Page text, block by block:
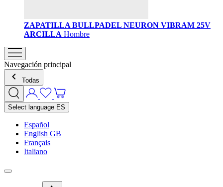
ZAPATILLA BULLPADEL NEURON VIBRAM 25V
ARCILLA Hombre
Navegación principal
Todas
Select language ES
Español
English GB
Français
Italiano